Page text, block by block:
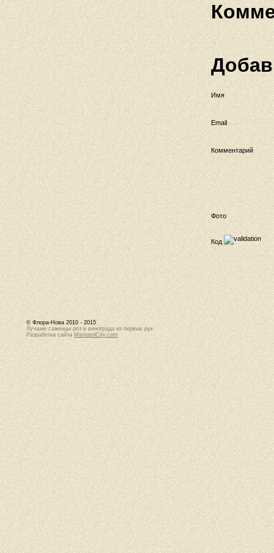
Имя
Email
Комментарий
Фото
Код
© Флора-Нова 2010 - 2015
Лучшие саженцы роз и винограда из первых рук
Разработка сайта MariupolCity.com